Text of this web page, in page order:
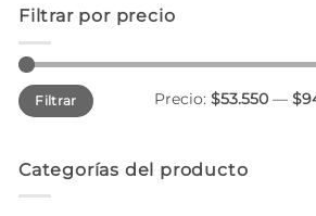
Filtrar por precio
Precio
mínimo
Precio
máximo
Filtrar Precio: $53.550 —
Categorías del producto